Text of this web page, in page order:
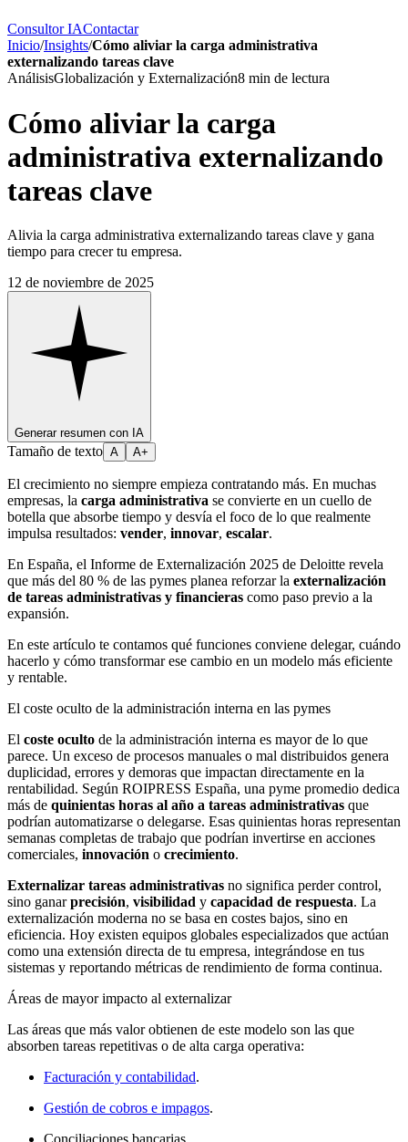
Consultor IAContactar
Inicio/Insights/Cómo aliviar la carga administrativa
externalizando tareas clave
AnálisisGlobalización y Externalización8 min de lectura
Cómo aliviar la carga
administrativa externalizando
tareas clave
Alivia la carga administrativa externalizando tareas clave y gana
tiempo para crecer tu empresa.
12 de noviembre de 2025
Generar resumen con IA
Tamaño de texto A A+
El crecimiento no siempre empieza contratando más. En muchas
empresas, la carga administrativa se convierte en un cuello de
botella que absorbe tiempo y desvía el foco de lo que realmente
impulsa resultados: vender, innovar, escalar.
En España, el Informe de Externalización 2025 de Deloitte revela
que más del 80 % de las pymes planea reforzar la externalización
de tareas administrativas y financieras como paso previo a la
expansión.
En este artículo te contamos qué funciones conviene delegar, cuándo
hacerlo y cómo transformar ese cambio en un modelo más eficiente
y rentable.
El coste oculto de la administración interna en las pymes
El coste oculto de la administración interna es mayor de lo que
parece. Un exceso de procesos manuales o mal distribuidos genera
duplicidad, errores y demoras que impactan directamente en la
rentabilidad. Según ROIPRESS España, una pyme promedio dedica
más de quinientas horas al año a tareas administrativas que
podrían automatizarse o delegarse. Esas quinientas horas representan
semanas completas de trabajo que podrían invertirse en acciones
comerciales, innovación o crecimiento.
Externalizar tareas administrativas no significa perder control,
sino ganarprecisión, visibilidad y capacidad de respuesta. La
externalización moderna no se basa en costes bajos, sino en
eficiencia. Hoy existen equipos globales especializados que actúan
como una extensión directa de tu empresa, integrándose en tus
sistemas y reportando métricas de rendimiento de forma continua.
Áreas de mayor impacto al externalizar
Las áreas que más valor obtienen de este modelo son las que
absorben tareas repetitivas o de alta carga operativa:
Facturación y contabilidad.
Gestión de cobros e impagos.